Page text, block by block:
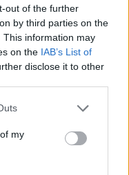
out of the further
by third parties on the
This information may
on the IAB’s List of
disclose it to other
one or more Google
You may click to
third-party tags to
in below Google
my
παρέμβαση για τα
στο
Πανεπιστήμιο
- 12:58
«τελεσίγραφο» 48
τα επεισόδια του